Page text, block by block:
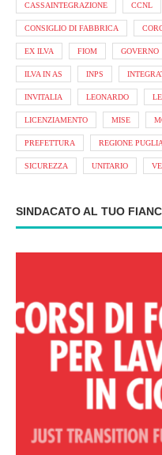
CASSAINTEGRAZIONE CCNL
CONSIGLIO DI FABBRICA
EX ILVA FIOM GOVERNO
ILVA IN AS INPS
INVITALIA LEONARDO
LICENZIAMENTO MISE
PREFETTURA REGIONE
SICUREZZA UNITARIO
SINDACATO AL TUO